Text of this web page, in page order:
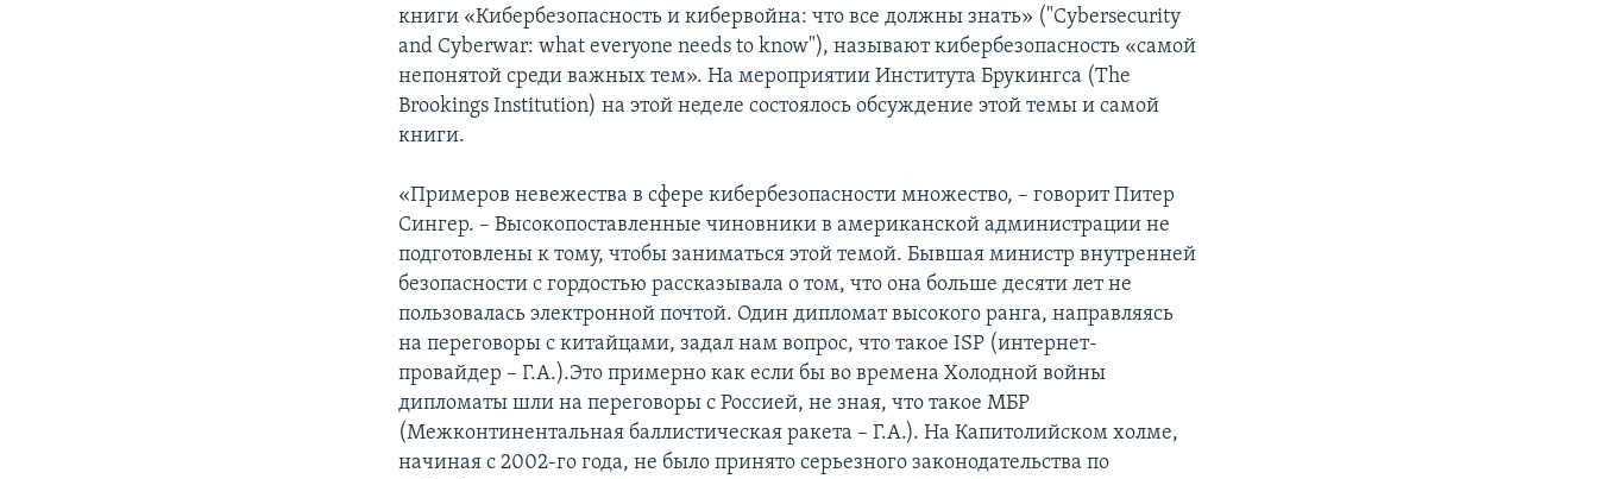
книги «Кибербезопасность и кибервойна: что все должны знать» ("Cybersecurity
and Cyberwar: what everyone needs to know"), называют кибербезопасность «самой
непонятой среди важных тем». На мероприятии Института Брукингса (The
Brookings Institution) на этой неделе состоялось обсуждение этой темы и самой
книги.
«Примеров невежества в сфере кибербезопасности множество, – говорит Питер
Сингер. – Высокопоставленные чиновники в американской администрации не
подготовлены к тому, чтобы заниматься этой темой. Бывшая министр внутренней
безопасности с гордостью рассказывала о том, что она больше десяти лет не
пользовалась электронной почтой. Один дипломат высокого ранга, направляясь
на переговоры с китайцами, задал нам вопрос, что такое ISP (интернет-
провайдер – Г.А.).Это примерно как если бы во времена Холодной войны
дипломаты шли на переговоры с Россией, не зная, что такое МБР
(Межконтинентальная баллистическая ракета – Г.А.). На Капитолийском холме,
начиная с 2002-го года, не было принято серьезного законодательства по